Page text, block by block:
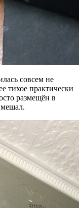
совсем не
тихое практически
размещён в